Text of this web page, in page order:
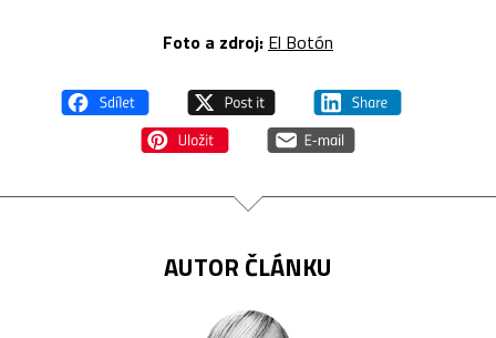
Foto a zdroj: El Botón
AUTOR ČLÁNKU